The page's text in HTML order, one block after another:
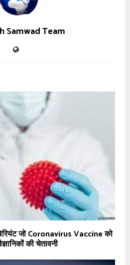
Samwad Team
जो Coronavirus Vaccine को
की चेतावनी